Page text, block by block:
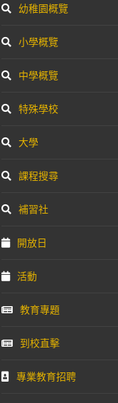
幼稚園概覽
小學概覽
中學概覽
特殊學校
大學
課程搜尋
補習社
開放日
活動
教育專題
到校直擊
專業教育招聘